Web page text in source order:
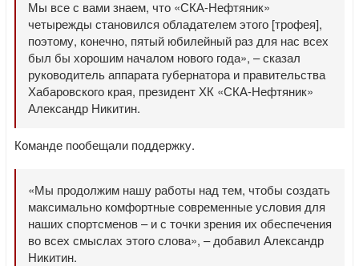
Мы все с вами знаем, что «СКА-Нефтяник»
четырежды становился обладателем этого [трофея],
поэтому, конечно, пятый юбилейный раз для нас всех
был бы хорошим началом нового года», – сказал
руководитель аппарата губернатора и правительства
Хабаровского края, президент ХК «СКА-Нефтяник»
Александр Никитин.
Команде пообещали поддержку.
«Мы продолжим нашу работы над тем, чтобы создать
максимально комфортные современные условия для
наших спортсменов – и с точки зрения их обеспечения
во всех смыслах этого слова», – добавил Александр
Никитин.